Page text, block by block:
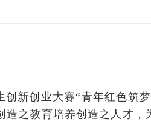
新创业大赛“青年红色筑
之教育培养创造之人才，